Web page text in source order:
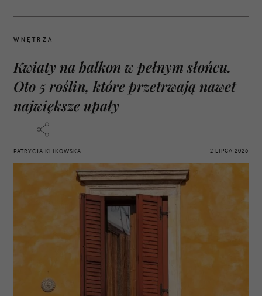
WNĘTRZA
Kwiaty na balkon w pełnym słońcu.
Oto 5 roślin, które przetrwają nawet
największe upały
PATRYCJA KLIKOWSKA 2 LIPCA 2026